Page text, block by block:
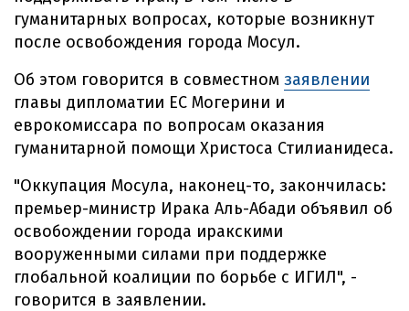
гуманитарных вопросах, которые возникнут
после освобождения города Мосул.
Об этом говорится в совместном заявлении
главы дипломатии ЕС Могерини и
еврокомиссара по вопросам оказания
гуманитарной помощи Христоса Стилианидеса.
"Оккупация Мосула, наконец-то, закончилась:
премьер-министр Ирака Аль-Абади объявил об
освобождении города иракскими
вооруженными силами при поддержке
глобальной коалиции по борьбе с ИГИЛ", -
говорится в заявлении.